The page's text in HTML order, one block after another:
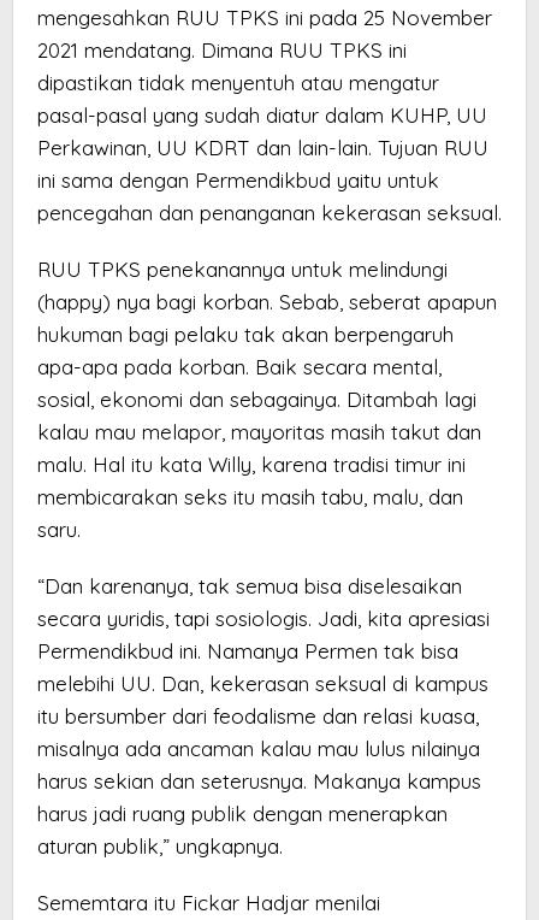
mengesahkan RUU TPKS ini pada 25 November
2021 mendatang. Dimana RUU TPKS ini
dipastikan tidak menyentuh atau mengatur
pasal-pasal yang sudah diatur dalam KUHP, UU
Perkawinan, UU KDRT dan lain-lain. Tujuan RUU
ini sama dengan Permendikbud yaitu untuk
pencegahan dan penanganan kekerasan seksual.
RUU TPKS penekanannya untuk melindungi
(happy) nya bagi korban. Sebab, seberat apapun
hukuman bagi pelaku tak akan berpengaruh
apa-apa pada korban. Baik secara mental,
sosial, ekonomi dan sebagainya. Ditambah lagi
kalau mau melapor, mayoritas masih takut dan
malu. Hal itu kata Willy, karena tradisi timur ini
membicarakan seks itu masih tabu, malu, dan
saru.
“Dan karenanya, tak semua bisa diselesaikan
secara yuridis, tapi sosiologis. Jadi, kita apresiasi
Permendikbud ini. Namanya Permen tak bisa
melebihi UU. Dan, kekerasan seksual di kampus
itu bersumber dari feodalisme dan relasi kuasa,
misalnya ada ancaman kalau mau lulus nilainya
harus sekian dan seterusnya. Makanya kampus
harus jadi ruang publik dengan menerapkan
aturan publik,” ungkapnya.
Sememtara itu Fickar Hadjar menilai